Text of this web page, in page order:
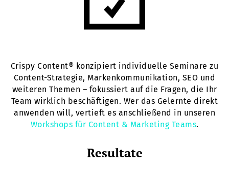
Crispy Content® konzipiert individuelle Seminare zu
Content-Strategie, Markenkommunikation, SEO und
weiteren Themen – fokussiert auf die Fragen, die Ihr
Team wirklich beschäftigen. Wer das Gelernte direkt
anwenden will, vertieft es anschließend in unseren
Workshops für Content & Marketing Teams.
Resultate